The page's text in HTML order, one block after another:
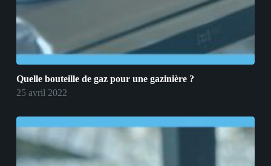
Quelle bouteille de gaz pour une gazinière ?
25 avril 2022